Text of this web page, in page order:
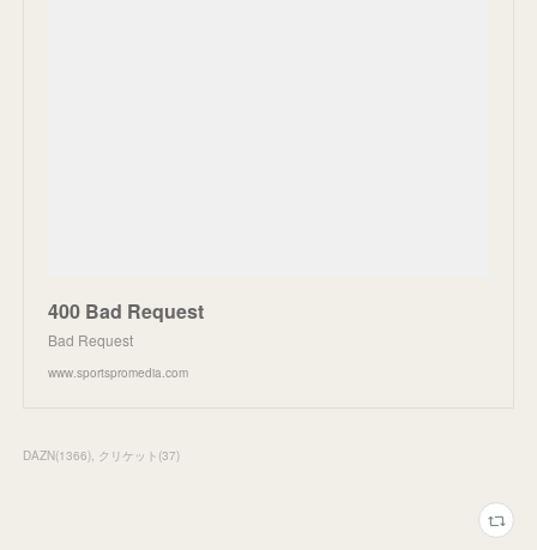
400 Bad Request
Bad Request
www.sportspromedia.com
DAZN(1366) クリケット (37)